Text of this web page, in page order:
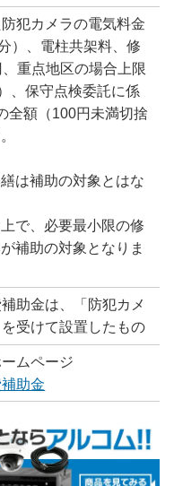
犯カメラの電気料金
）、電柱共架料、修
重点地区の場合上限
、保守点検委託に係
全額（100円未満切捨
は補助の対象とはな
で、必要最小限の修
補助の対象となりま
助金は、「防犯カメ
受けて設置したもの
ムページ
助金